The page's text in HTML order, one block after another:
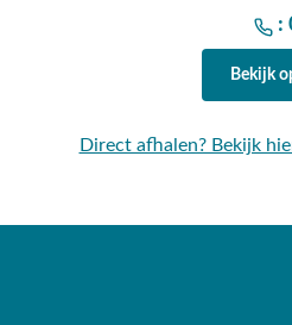
:
Bekijk
Direct afhalen? Bekijk